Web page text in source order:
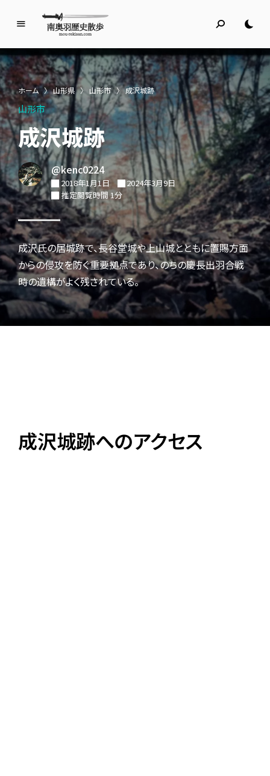
奥
羽
歴
史
散
歩
名所旧跡と館めぐり
ホーム 〉 山形県 〉 山形市 〉 成沢城跡
山形市
成沢城跡
@kenc0224
2018年1月1日
2024年3月9日
推定閲覧時間 1分
成沢氏の居城跡で、長谷堂城や上山城とともに置賜方面
からの侵攻を防ぐ重要拠点であり、のちの慶長出羽合戦
時の遺構がよく残されている。
成沢城跡へのアクセス